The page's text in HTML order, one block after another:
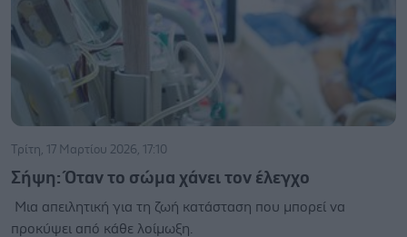
Τρίτη, 17 Μαρτίου 2026, 17:10
Σήψη: Όταν το σώμα χάνει τον έλεγχο
Μια απειλητική για τη ζωή κατάσταση που μπορεί να
προκύψει από κάθε λοίμωξη.